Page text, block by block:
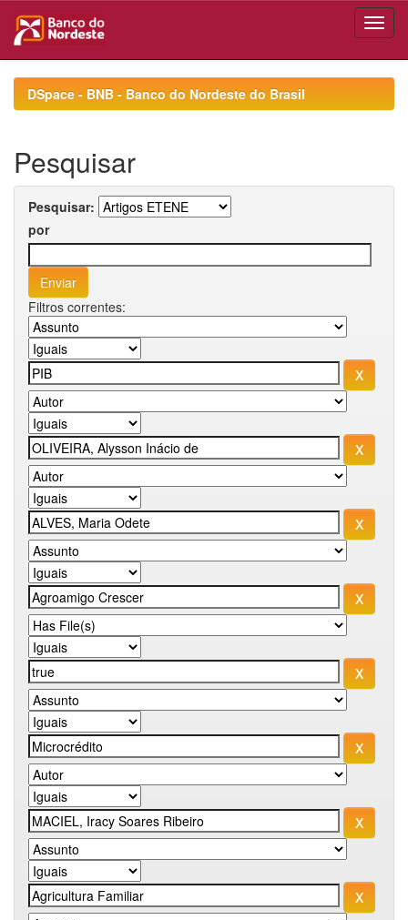
navigationDSpace - BNB - Banco do Nordeste do Brasil
Pesquisar
Pesquisar:
por
Filtros correntes: